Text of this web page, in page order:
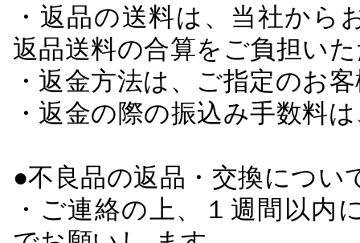
・返品の送料は、当社か
返品送料の合算をご負担い
・返金方法は、ご指定のお
・返金の際の振込み手数料
●不良品の返品・交換につい
・ご連絡の上、１週間以